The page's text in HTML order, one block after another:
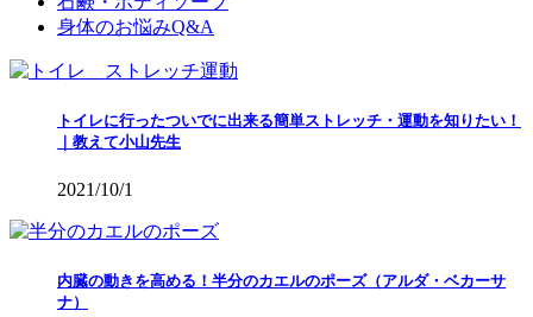
身体のお悩みQ&A
トイレに行ったついでに出来る簡単ストレッチ・運動を知りたい！
｜教えて小山先生
2021/10/1
内臓の動きを高める！半分のカエルのポーズ（アルダ・ベカーサ
ナ）